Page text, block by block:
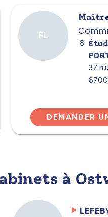
FL
37
DEMANDER
à